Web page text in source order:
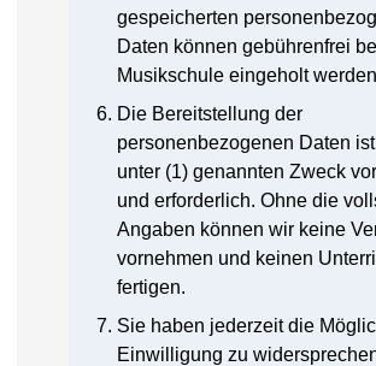
gespeicherten
Daten können gebührenfrei
Musikschule eingeholt
Die Bereitstellung der
personenbezogenen Daten
unter (1) genannten Zweck
und erforderlich. Ohne die
Angaben können wir keine
vornehmen und keinen
fertigen.
Sie haben jederzeit die
Einwilligung zu